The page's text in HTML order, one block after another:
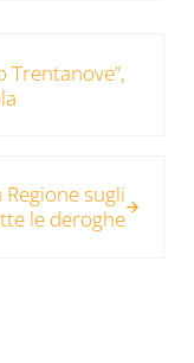
Trentanove”,
sugli
le deroghe